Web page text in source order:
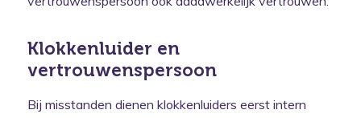
Klokkenluider en
vertrouwenspersoon
Bij misstanden dienen klokkenluiders eerst intern